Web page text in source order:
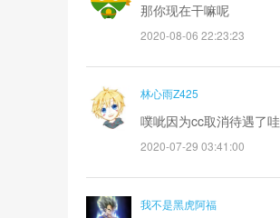
那你现在干嘛呢
2020-08-06 22:23:23
林心雨Z425
噗呲因为cc取消待遇了哇
2020-07-29 03:41:00
我不是黑虎阿福